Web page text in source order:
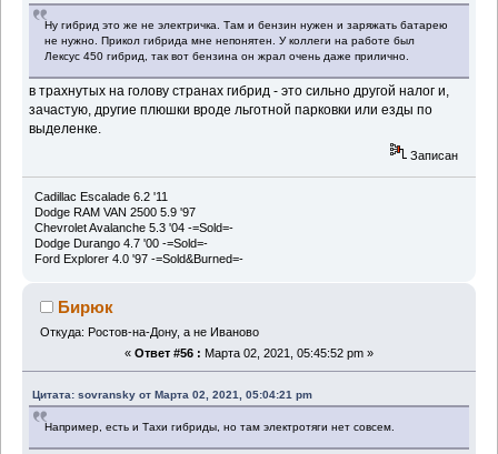
Ну гибрид это же не электричка. Там и бензин нужен и заряжать батарею
не нужно. Прикол гибрида мне непонятен. У коллеги на работе был
Лексус 450 гибрид, так вот бензина он жрал очень даже прилично.
в трахнутых на голову странах гибрид - это сильно другой налог и,
зачастую, другие плюшки вроде льготной парковки или езды по
выделенке.
Записан
Cadillac Escalade 6.2 '11
Dodge RAM VAN 2500 5.9 '97
Chevrolet Avalanche 5.3 '04 -=Sold=-
Dodge Durango 4.7 '00 -=Sold=-
Ford Eхplorer 4.0 '97 -=Sold&Burned=-
Бирюк
Откуда: Ростов-на-Дону, а не Иваново
« Ответ #56 : Марта 02, 2021, 05:45:52 pm »
Цитата: sovransky от Марта 02, 2021, 05:04:21 pm
Например, есть и Тахи гибриды, но там электротяги нет совсем.